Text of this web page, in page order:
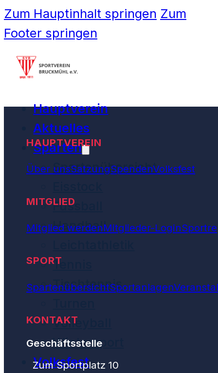
Zum Hauptinhalt springen Zum
Footer springen
Hauptverein
Aktuelles
Sparten
Spartenübersicht
Fussball
Handball
Tennis
Tischtennis
Volleyball
Wintersport
Volksfest
HAUPTVEREIN
Über unsSatzungSpendenVolksfest
MITGLIED
Mitglied werdenMitglieder-Login
SPORT
SpartenübersichtSportanlagen
KONTAKT
Geschäftsstelle
Zum Sportplatz 10